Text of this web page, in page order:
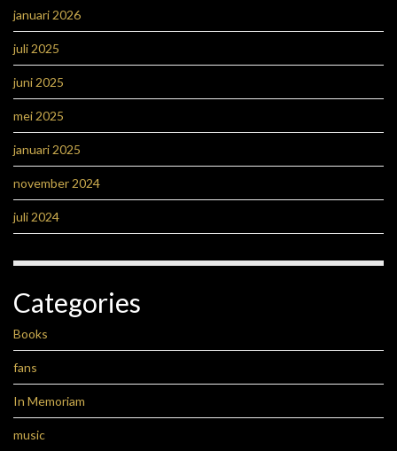
januari 2026
juli 2025
juni 2025
mei 2025
januari 2025
november 2024
juli 2024
Categories
Books
fans
In Memoriam
music